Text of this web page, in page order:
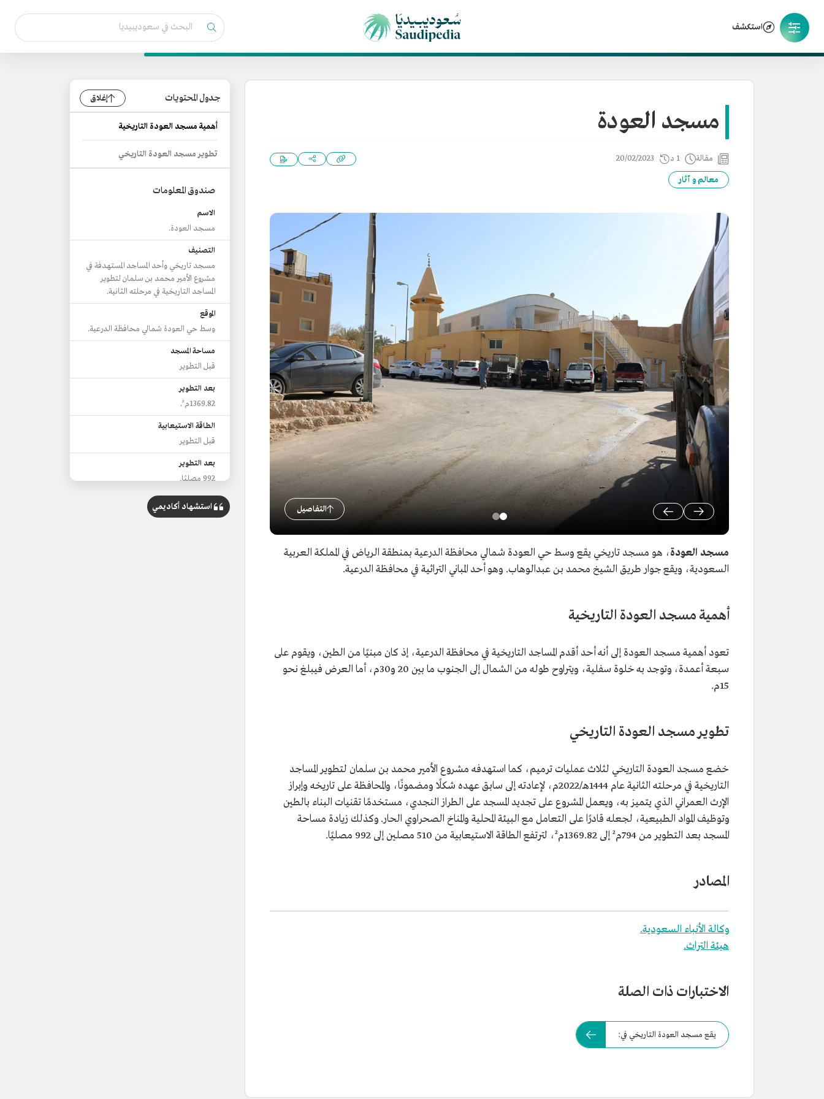
استكشف
مسجد العودة
مقالة 1 د 20/02/2023
معالم و آثار
التفاصيل
مسجد العودة، هو مسجد تاريخي يقع وسط حي العودة شمالي محافظة الدرعية بمنطقة الرياض في المملكة العربية
السعودية، ويقع جوار طريق الشيخ محمد بن عبدالوهاب. وهو أحد المباني التراثية في محافظة الدرعية.
أهمية مسجد العودة التاريخية
تعود أهمية مسجد العودة إلى أنه أحد أقدم المساجد التاريخية في محافظة الدرعية، إذ كان مبنيًا من الطين، ويقوم على
سبعة أعمدة، وتوجد به خلوة سفلية، ويتراوح طوله من الشمال إلى الجنوب ما بين 20 و30م، أما العرض فيبلغ نحو
15م.
تطوير مسجد العودة التاريخي
خضع مسجد العودة التاريخي لثلاث عمليات ترميم، كما استهدفه مشروع الأمير محمد بن سلمان لتطوير المساجد
التاريخية في مرحلته الثانية عام 1444هـ/2022م، لإعادته إلى سابق عهده شكلًا ومضمونًا، والمحافظة على تاريخه وإبراز
الإرث العمراني الذي يتميز به، ويعمل المشروع على تجديد المسجد على الطراز النجدي، مستخدمًا تقنيات البناء بالطين
وتوظيف المواد الطبيعية، لجعله قادرًا على التعامل مع البيئة المحلية والمناخ الصحراوي الحار. وكذلك زيادة مساحة
المسجد بعد التطوير من 794م² إلى 1369.82م²، لترتفع الطاقة الاستيعابية من 510 مصلين إلى 992 مصليًا.
المصادر
وكالة الأنباء السعودية.
هيئة التراث.
الاختبارات ذات الصلة
يقع مسجد العودة التاريخي في:
جدول المحتويات إغلاق
أهمية مسجد العودة التاريخية
تطوير مسجد العودة التاريخي
صندوق المعلومات
الاسم
مسجد العودة.
التصنيف
مسجد تاريخي وأحد المساجد المستهدفة في
مشروع الأمير محمد بن سلمان لتطوير
المساجد التاريخية في مرحلته الثانية.
الموقع
وسط حي العودة شمالي محافظة الدرعية.
مساحة المسجد
قبل التطوير
بعد التطوير
1369.82م².
الطاقة الاستيعابية
قبل التطوير
بعد التطوير
992 مصليًا.
استشهاد أكاديمي